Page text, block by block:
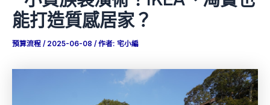
能打造質感居家？
預算流程 / 2025-06-08 / 作者: 宅小編